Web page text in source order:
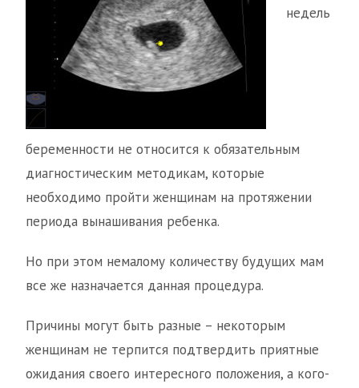
недель
беременности не относится к обязательным
диагностическим методикам, которые
необходимо пройти женщинам на протяжении
периода вынашивания ребенка.
Но при этом немалому количеству будущих мам
все же назначается данная процедура.
Причины могут быть разные – некоторым
женщинам не терпится подтвердить приятные
ожидания своего интересного положения, а кого-